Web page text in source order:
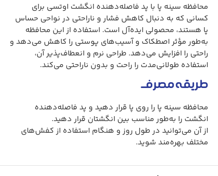
محافظه سینه پا با پد فاصله‌دهنده انگشت اوتسی برای
کسانی که به دنبال کاهش فشار و ناراحتی در نواحی حساس
پا هستند، محصولی ایده‌آل است. استفاده از این محافظه
به‌طور مؤثر اصطکاک و آسیب‌های پوستی را کاهش می‌دهد و
راحتی را افزایش می‌دهد. طراحی نرم و انعطاف‌پذیر آن،
استفاده طولانی‌مدت را راحت و بدون ناراحتی می‌کند.
طریقه مصرف
محافظه سینه پا را روی پا قرار دهید و پد فاصله‌دهنده
انگشت را به‌طور مناسب بین انگشتان قرار دهید.
از آن می‌توانید در طول روز و هنگام استفاده از کفش‌های
مختلف بهره‌مند شوید.